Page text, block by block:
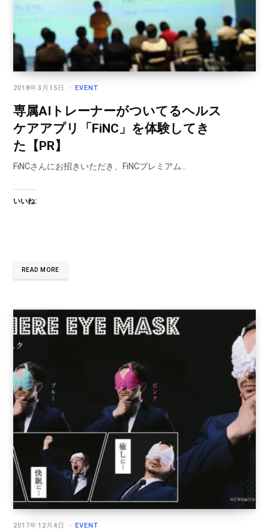
EVENT
2018年3月15日
専属AIトレーナーがついてるヘルス
ケアアプリ「FiNC」を体験してき
た【PR】
FiNCさんにお招きいただき、FiNCプレミアム…
いいね:
READ MORE
EVENT
2017年12月4日